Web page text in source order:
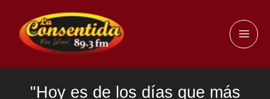
contenido
"Hoy es de los días que más